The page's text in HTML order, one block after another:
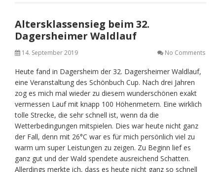
Altersklassensieg beim 32.
Dagersheimer Waldlauf
14. September 2019 No Comments
Heute fand in Dagersheim der 32. Dagersheimer Waldlauf,
eine Veranstaltung des Schönbuch Cup. Nach drei Jahren
zog es mich mal wieder zu diesem wunderschönen exakt
vermessen Lauf mit knapp 100 Höhenmetern. Eine wirklich
tolle Strecke, die sehr schnell ist, wenn da die
Wetterbedingungen mitspielen. Dies war heute nicht ganz
der Fall, denn mit 26°C war es für mich persönlich viel zu
warm um super Leistungen zu zeigen. Zu Beginn lief es
ganz gut und der Wald spendete ausreichend Schatten.
Allerdings merkte ich, dass es heute nicht ganz so schnell